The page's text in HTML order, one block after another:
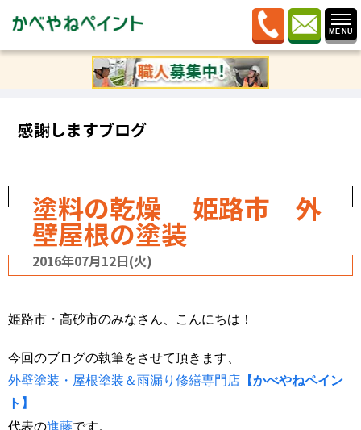
ブログ»感謝しますブログ»塗料の乾燥 姫
路市 外壁屋根の塗装
感謝しますブログ
塗料の乾燥 姫路市 外
壁屋根の塗装
2016年07月12日(火)
姫路市・高砂市のみなさん、こんにちは！
今回のブログの執筆をさせて頂きます、
外壁塗装・屋根塗装＆雨漏り修繕専門店 【かべやねペイン
ト】
代表の進藤です。